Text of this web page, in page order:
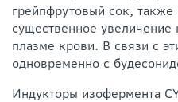
грейпфрутовый сок, также
существенное увеличение
плазме крови. В связи с
одновременно с
Индукторы изофермента